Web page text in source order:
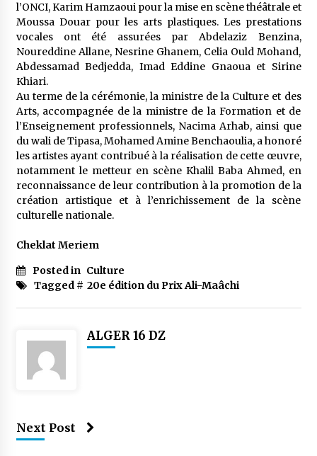
l’ONCI, Karim Hamzaoui pour la mise en scène théâtrale et
Moussa Douar pour les arts plastiques. Les prestations
vocales ont été assurées par Abdelaziz Benzina,
Noureddine Allane, Nesrine Ghanem, Celia Ould Mohand,
Abdessamad Bedjedda, Imad Eddine Gnaoua et Sirine
Khiari.
Au terme de la cérémonie, la ministre de la Culture et des
Arts, accompagnée de la ministre de la Formation et de
l’Enseignement professionnels, Nacima Arhab, ainsi que
du wali de Tipasa, Mohamed Amine Benchaoulia, a honoré
les artistes ayant contribué à la réalisation de cette œuvre,
notamment le metteur en scène Khalil Baba Ahmed, en
reconnaissance de leur contribution à la promotion de la
création artistique et à l’enrichissement de la scène
culturelle nationale.
Cheklat Meriem
Posted in Culture
Tagged # 20e édition du Prix Ali-Maâchi
ALGER 16 DZ
Next Post